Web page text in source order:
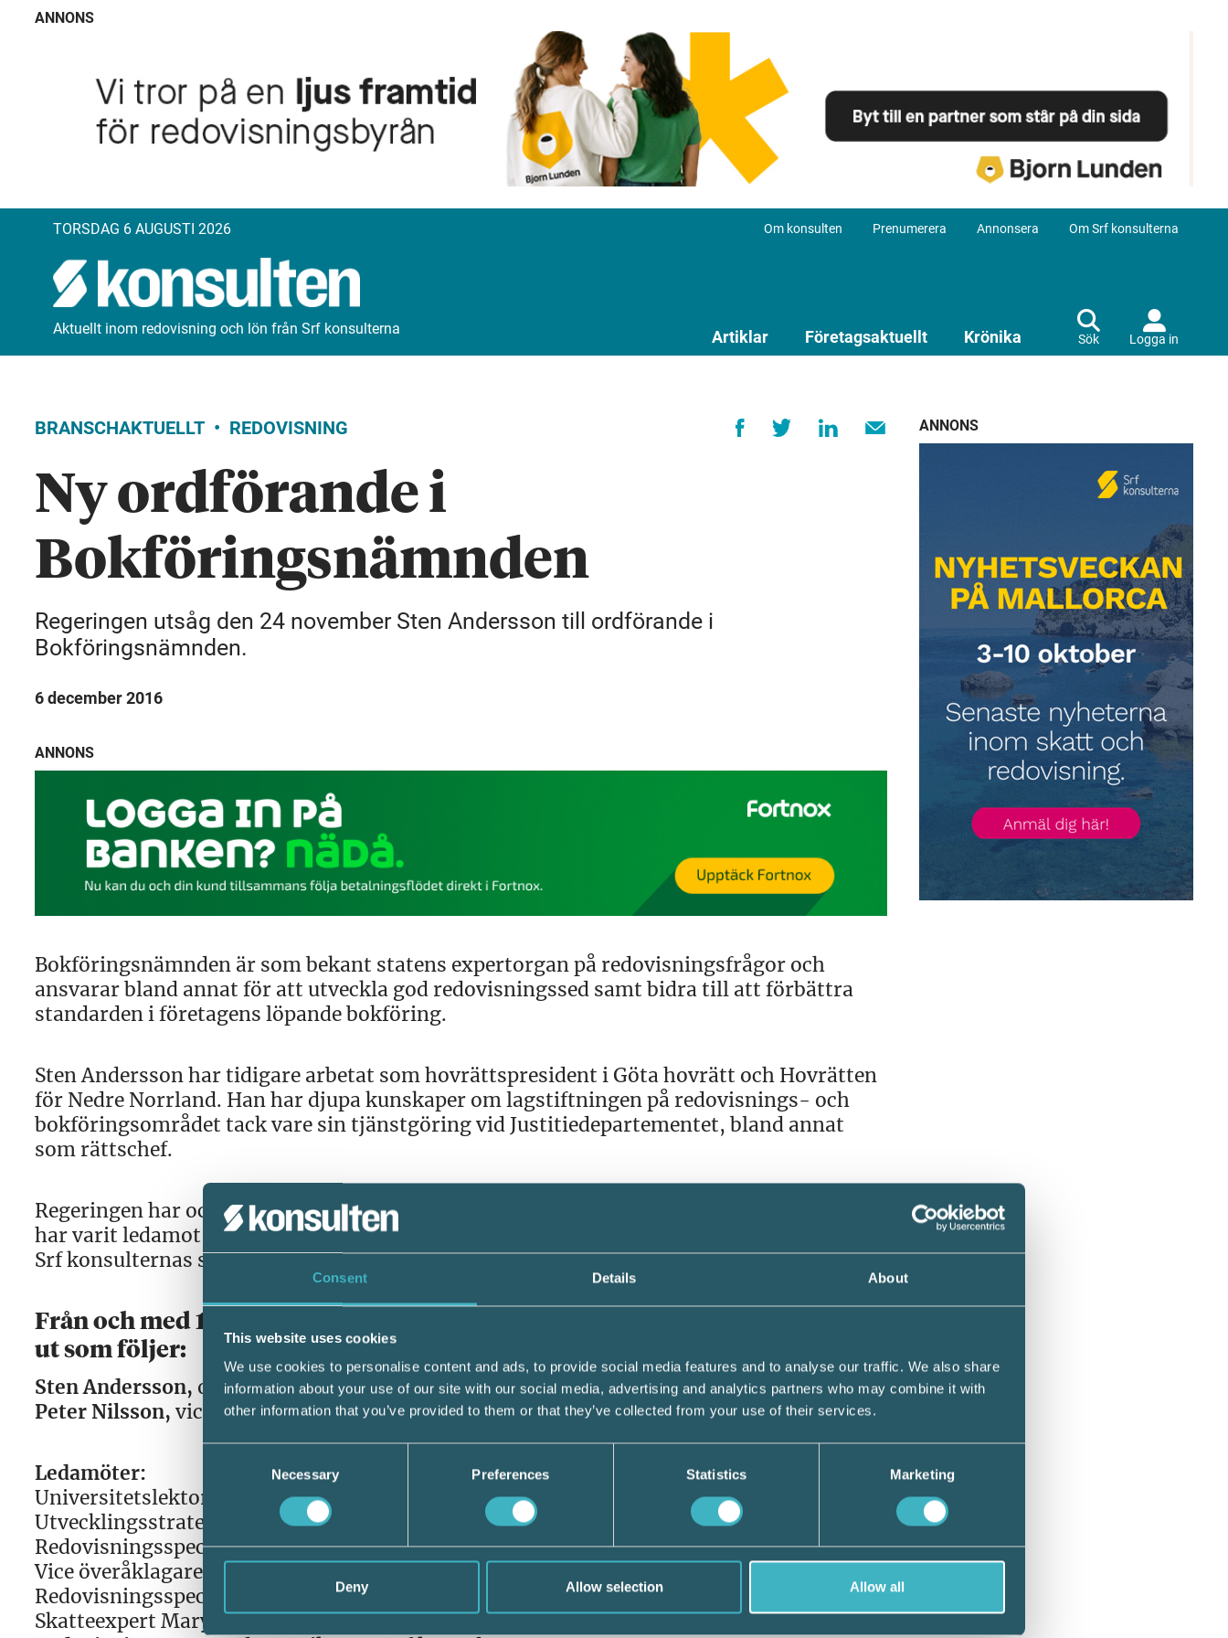
Consent Details About
This website uses cookies
We use cookies to personalise content and ads, to provide social media features and to analyse our traffic. We also share
information about your use of our site with our social media, advertising and analytics partners who may combine it with
other information that you’ve provided to them or that they’ve collected from your use of their services.
Necessary Preferences Statistics Marketing
Deny Allow selection Allow all
ANNONS
TORSDAG 6 AUGUSTI 2026 Om konsulten Prenumerera Annonsera Om Srf konsulterna
Aktuellt inom redovisning och lön från Srf konsulterna Artiklar Företagsaktuellt Krönika Sök Logga in
BRANSCHAKTUELLT REDOVISNING
Ny ordförande i
Bokföringsnämnden
Regeringen utsåg den 24 november Sten Andersson till ordförande i
Bokföringsnämnden.
6 december 2016
ANNONS
Bokföringsnämnden är som bekant statens expertorgan på redovisningsfrågor och
ansvarar bland annat för att utveckla god redovisningssed samt bidra till att förbättra
standarden i företagens löpande bokföring.
Sten Andersson har tidigare arbetat som hovrättspresident i Göta hovrätt och Hovrätten
för Nedre Norrland. Han har djupa kunskaper om lagstiftningen på redovisnings- och
bokföringsområdet tack vare sin tjänstgöring vid Justitiedepartementet, bland annat
som rättschef.
Regeringen har också utsett Peter Nilsson till vice ordförande. Peter är skattejurist och
har varit ledamot i Bokföringsnämnden sedan 2011. Han är även en uppskattad lärare vid
Srf konsulternas skatteutbildningar.
Från och med 1 januari 2017 till 31 december 2019 ser Bokföringsnämnden
ut som följer:
Sten Andersson, ordförande
Peter Nilsson, vice ordförande
Ledamöter:
Universitetslektor Marita Blomkvist
Utvecklingsstrateg Lars Hansson
Redovisningsspecialist Christian Stralström
Vice överåklagare Katarina Ringertz
Redovisningsspecialist Sofia Bildstein-Hagberg
Skatteexpert Mary-Anne Carlsson
ANNONS